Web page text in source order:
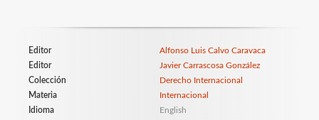
Editor
Alfonso Luis Calvo Caravaca
Editor
Javier Carrascosa González
Colección
Derecho Internacional
Materia
Internacional
Idioma
English